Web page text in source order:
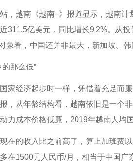
越南《越南+》报道显示，越南计
311.5亿美元，同比增长9.2%。从
象看，中国还并非最大，新加坡、韩
那么低”
经济起步时一样，凭借着充足而廉
，从年龄结构看，越南依旧是一个
力成本价格低廉，2019年越南人均
的收入比之前高了，算上加班费以
在1500元人民币/月，相当于中国广